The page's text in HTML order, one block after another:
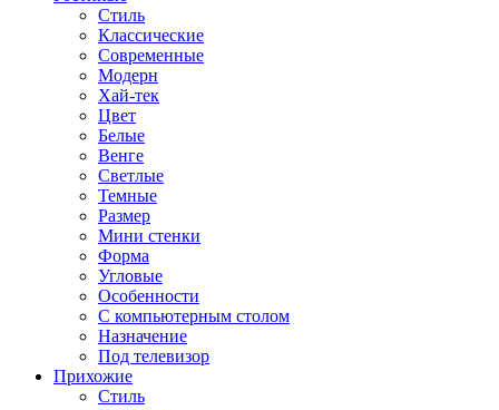
Стиль
Классические
Современные
Модерн
Хай-тек
Цвет
Белые
Венге
Светлые
Темные
Размер
Мини стенки
Форма
Угловые
Особенности
С компьютерным столом
Назначение
Под телевизор
Прихожие
Стиль